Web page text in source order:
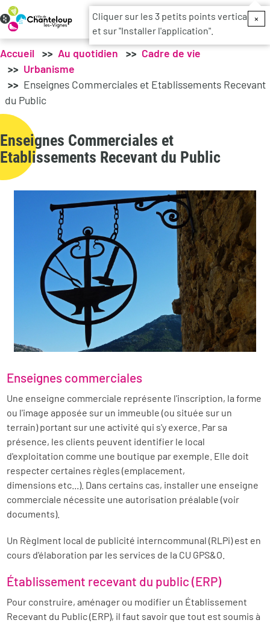
Menu
Accueil Au quotidien
Cadre de vie
Urbanisme
Enseignes Commerciales et Etablissements Recevant
du Public
Enseignes Commerciales et
Etablissements Recevant du Public
Enseignes commerciales
Une enseigne commerciale représente l'inscription, la forme
ou l'image apposée sur un immeuble (ou située sur un
terrain) portant sur une activité qui s'y exerce. Par sa
présence, les clients peuvent identifier le local
d'exploitation comme une boutique par exemple. Elle doit
respecter certaines règles (emplacement,
dimensions etc...). Dans certains cas, installer une enseigne
commerciale nécessite une autorisation préalable (voir
documents).
Un Règlment local de publicité interncommunal (RLPi) est en
cours d'élaboration par les services de la CU GPS&O.
Établissement recevant du public (ERP)
Pour construire, aménager ou modifier un Établissement
Recevant du Public (ERP), il faut savoir que tout est soumis à
×
Cliquer sur les 3 petits points verticaux
et sur "Installer l'application".